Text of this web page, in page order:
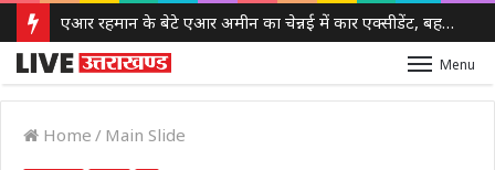
एआर रहमान के बेटे एआर अमीन का चेन्नई में कार एक्सीडेंट, बहन खतीजा ने दिया हेल्थ अपडेट
Menu
Home / Main Slide